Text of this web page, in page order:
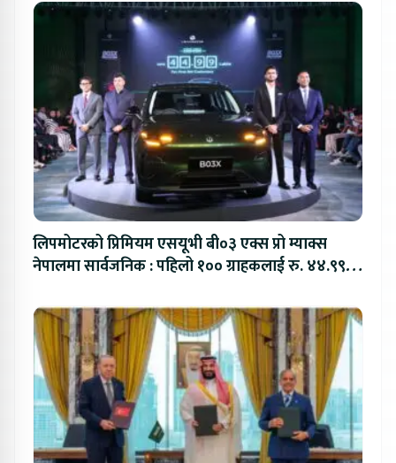
लिपमोटरको प्रिमियम एसयूभी बी०३ एक्स प्रो म्याक्स
नेपालमा सार्वजनिक : पहिलो १०० ग्राहकलाई रु. ४४.९९